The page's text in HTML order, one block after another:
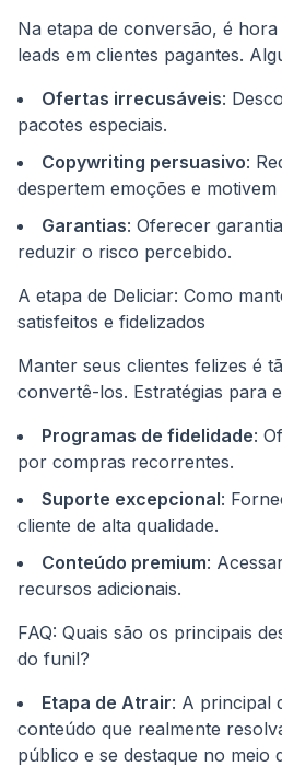
Na etapa de conversão, é
leads em clientes pagantes.
Ofertas irrecusáveis:
pacotes especiais.
Copywriting persuasivo:
despertem emoções e motivem
Garantias: Oferecer
reduzir o risco percebido.
A etapa de Deliciar: Como
satisfeitos e fidelizados
Manter seus clientes felizes é
convertê-los. Estratégias para
Programas de fidelidade:
por compras recorrentes.
Suporte excepcional:
cliente de alta qualidade.
Conteúdo premium:
recursos adicionais.
FAQ: Quais são os principais
do funil?
Etapa de Atrair: A principal
conteúdo que realmente
público e se destaque no meio